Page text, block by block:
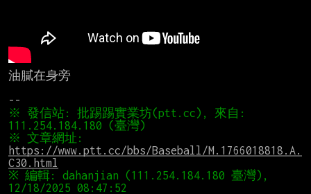
油膩在身旁
※ 發信站: 批踢踢實業坊(ptt.cc), 來自:
https://www.ptt.cc/bbs/Baseball/M.1766018818.A.
C30.html
※ 編輯: dahanjian (111.254.184.180 臺灣),